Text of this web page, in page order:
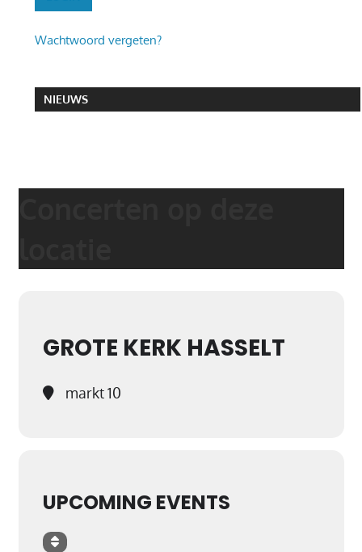
GROTE KERK HASSELT
markt 10
UPCOMING EVENTS
Wachtwoord vergeten?
NIEUWS